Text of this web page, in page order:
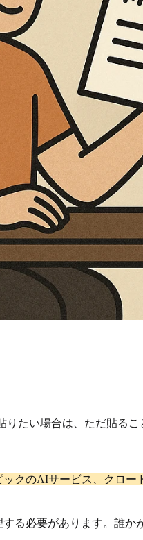
りたい場合は、ただ貼る
ックのAIサービス、クロー
する必要があります。誰か